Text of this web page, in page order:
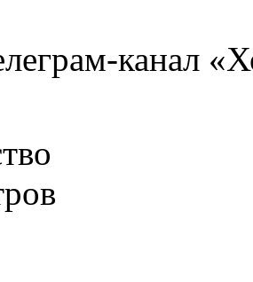
канал